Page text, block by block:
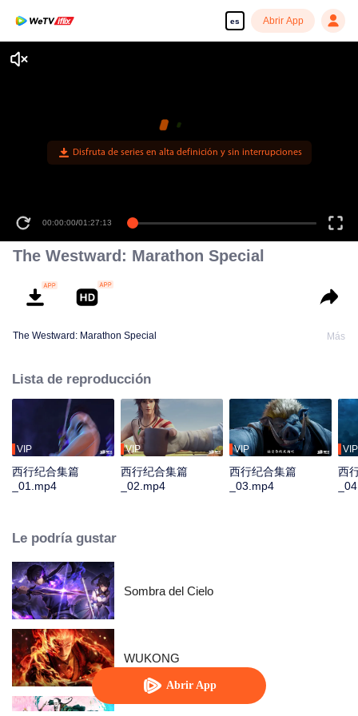
es Abrir App
Abrir App
Disfruta de series en alta definición y sin interrupciones
00:00:00/01:27:13
The Westward: Marathon Special
The Westward: Marathon Special Más
Lista de reproducción
VIP
西行纪合集篇
_01.mp4
VIP
西行纪合集篇
_02.mp4
VIP
西行纪合集篇
_03.mp4
VIP
西
Le podría gustar
Sombra del Cielo
WUKONG